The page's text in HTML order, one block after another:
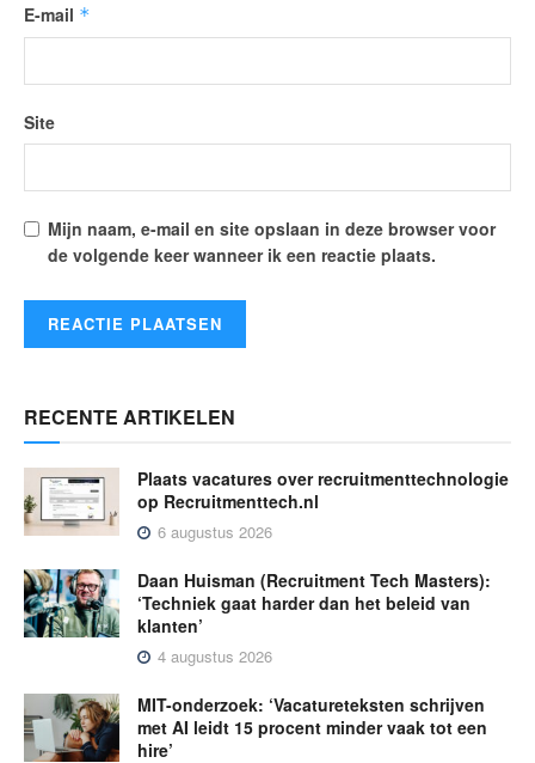
E-mail *
Site
Mijn naam, e-mail en site opslaan in deze browser voor
de volgende keer wanneer ik een reactie plaats.
RECENTE ARTIKELEN
Plaats vacatures over recruitmenttechnologie
op Recruitmenttech.nl
6 augustus 2026
Daan Huisman (Recruitment Tech Masters):
‘Techniek gaat harder dan het beleid van
klanten’
4 augustus 2026
MIT-onderzoek: ‘Vacatureteksten schrijven
met AI leidt 15 procent minder vaak tot een
hire’